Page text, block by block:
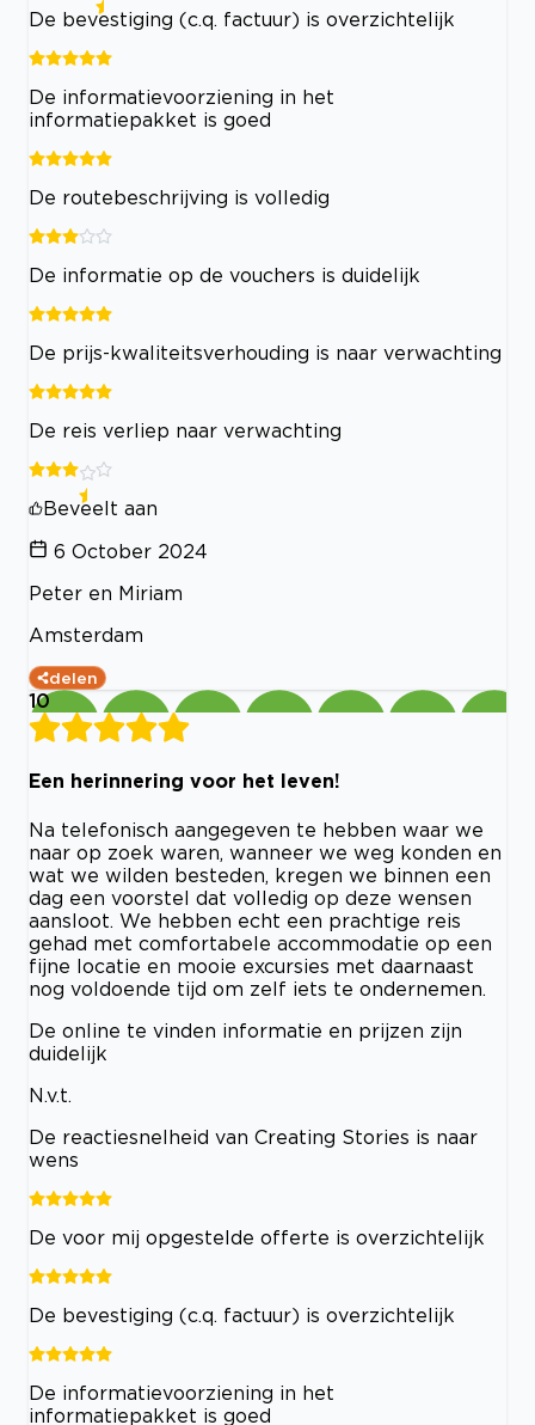
De bevestiging (c.q. factuur) is overzichtelijk
De informatievoorziening in het
informatiepakket is goed
De routebeschrijving is volledig
De informatie op de vouchers is duidelijk
De prijs-kwaliteitsverhouding is naar verwachting
De reis verliep naar verwachting
Beveelt aan
6 October 2024
Peter en Miriam
Amsterdam
delen
10
Een herinnering voor het leven!
Na telefonisch aangegeven te hebben waar we
naar op zoek waren, wanneer we weg konden en
wat we wilden besteden, kregen we binnen een
dag een voorstel dat volledig op deze wensen
aansloot. We hebben echt een prachtige reis
gehad met comfortabele accommodatie op een
fijne locatie en mooie excursies met daarnaast
nog voldoende tijd om zelf iets te ondernemen.
De online te vinden informatie en prijzen zijn
duidelijk
N.v.t.
De reactiesnelheid van Creating Stories is naar
wens
De voor mij opgestelde offerte is overzichtelijk
De bevestiging (c.q. factuur) is overzichtelijk
De informatievoorziening in het
informatiepakket is goed